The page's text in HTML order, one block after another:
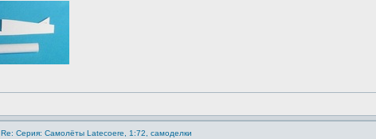
Re: Серия: Самолёты Latecoere, 1:72, самоделки